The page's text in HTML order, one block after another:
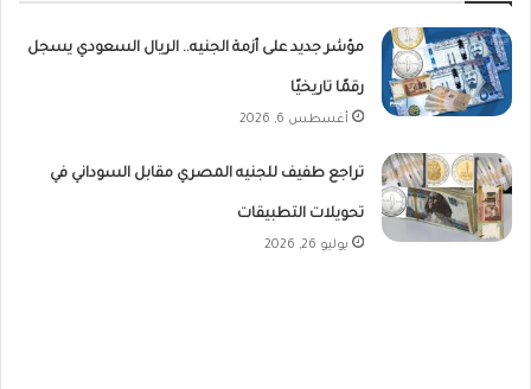
مؤشر جديد على أزمة الجنيه.. الريال السعودي يسجل
رقمًا تاريخيًا
أغسطس 6, 2026
تراجع طفيف للجنيه المصري مقابل السوداني في
تحويلات التطبيقات
يوليو 26, 2026